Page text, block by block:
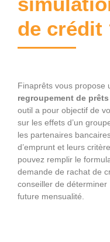
de crédit
Finaprêts vous propose
regroupement de prêts
outil a pour objectif de
sur les effets d’un
les partenaires
d’emprunt et leurs
pouvez remplir le
demande de rachat de
conseiller de
future mensualité.